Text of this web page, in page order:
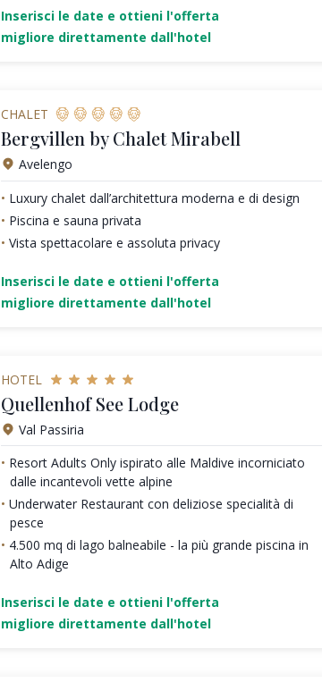
Inserisci le date e ottieni l'offerta
migliore direttamente dall'hotel
CHALET
Bergvillen by Chalet Mirabell
Avelengo
Luxury chalet dall’architettura moderna e di design
Piscina e sauna privata
Vista spettacolare e assoluta privacy
Inserisci le date e ottieni l'offerta
migliore direttamente dall'hotel
HOTEL
Quellenhof See Lodge
Val Passiria
Resort Adults Only ispirato alle Maldive incorniciato
dalle incantevoli vette alpine
Underwater Restaurant con deliziose specialità di
pesce
4.500 mq di lago balneabile - la più grande piscina in
Alto Adige
Inserisci le date e ottieni l'offerta
migliore direttamente dall'hotel